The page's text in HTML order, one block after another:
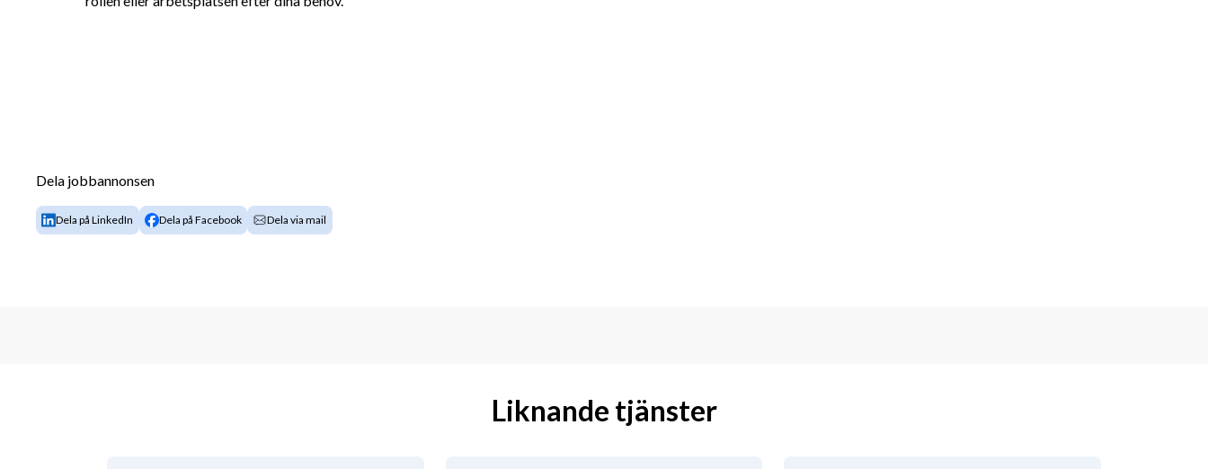
Dela jobbannonsen
Dela på LinkedIn Dela på Facebook Dela via mail
Liknande tjänster